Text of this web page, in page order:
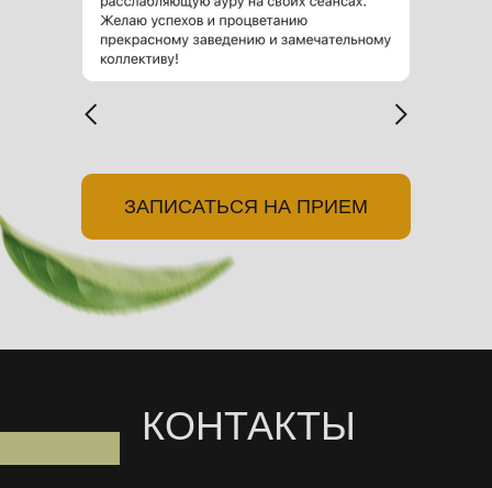
ЗАПИСАТЬСЯ НА ПРИЕМ
КОНТАКТЫ